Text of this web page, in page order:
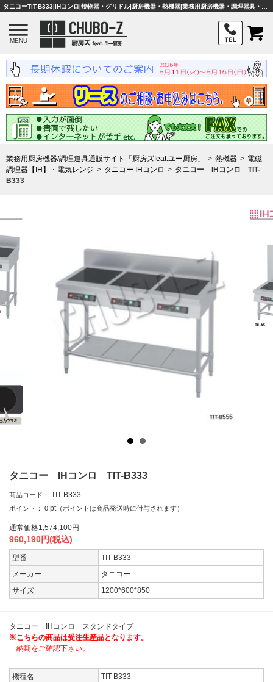
MENU
業務用厨房機器/調理道具通販サイト「厨房ズfeat.ユー厨房」 熱機器
電磁
調理器【IH】・電気レンジ
タニコー IHコンロ
タニコー IHコンロ TIT-
B333
タニコー IHコンロ TIT-B333
商品コード： TIT-B333
ポイント： 0 pt （ポイントは商品発送時に付与されます）
通常価格1,574,100円
960,190円(税込)
型番
TIT-B333
メーカー
タニコー
サイズ
1200*600*850
タニコー IHコンロ スタンドタイプ
※こちらの商品は受注生産品となります。
納期をご確認下さい。
機種名
TIT-B333